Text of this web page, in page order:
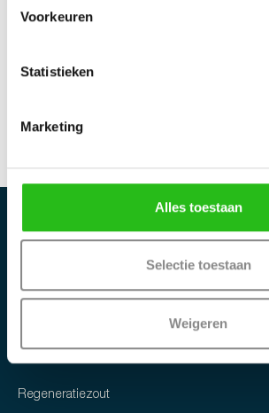
Voorkeuren
Statistieken
Marketing
Alles toestaan
Selectie toestaan
Weigeren
Aantal
In winkelwagen
Categorieën
Regeneratiezout